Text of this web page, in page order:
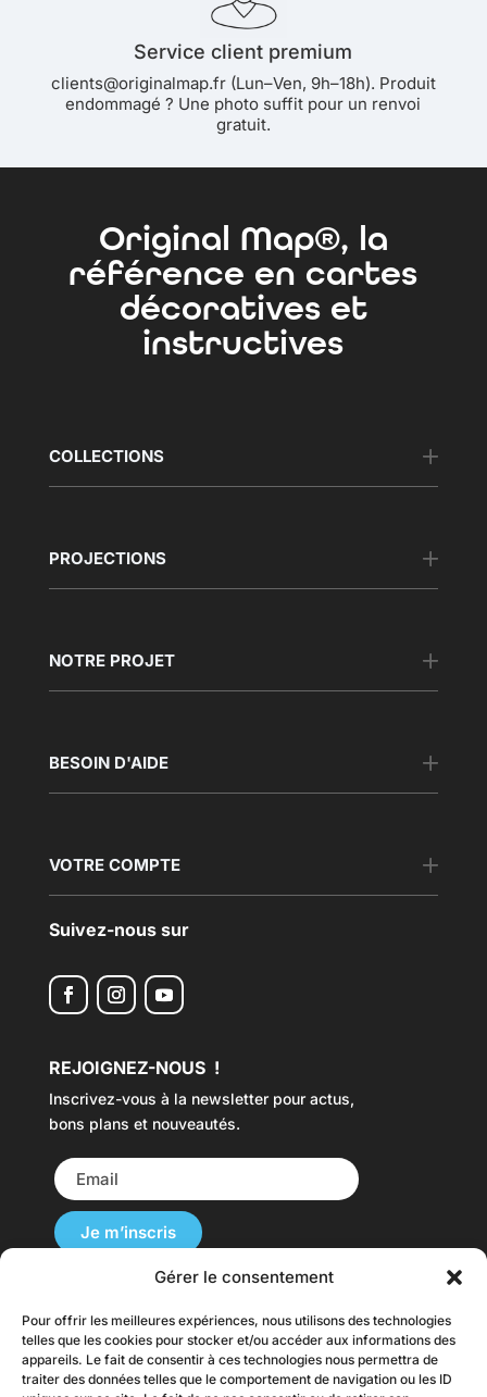
Gérer le consentement
Pour offrir les meilleures expériences, nous utilisons des technologies
telles que les cookies pour stocker et/ou accéder aux informations des
appareils. Le fait de consentir à ces technologies nous permettra de
traiter des données telles que le comportement de navigation ou les ID
Service client premium
clients@originalmap.fr (Lun–Ven, 9h–18h). Produit
endommagé ? Une photo suffit pour un renvoi
gratuit.
Original Map®, la
référence en cartes
décoratives et
instructives
COLLECTIONS
PROJECTIONS
NOTRE PROJET
BESOIN D'AIDE
VOTRE COMPTE
Suivez-nous sur
REJOIGNEZ-NOUS !
Inscrivez-vous à la newsletter pour actus,
bons plans et nouveautés.
Nos Cartes du Monde sont disponibles dans
plusieurs langues et livrées dans le monde.
originalmap.fr |
originalmap.it|